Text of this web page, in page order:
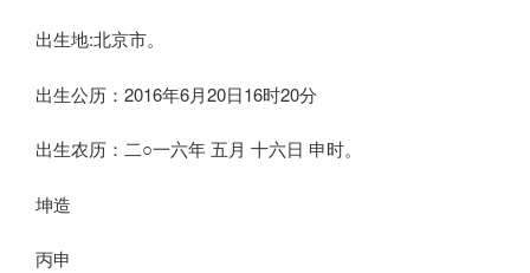
出生地:北京市。
出生公历：2016年6月20日16时20分
出生农历：二○一六年 五月 十六日 申时。
坤造
丙申